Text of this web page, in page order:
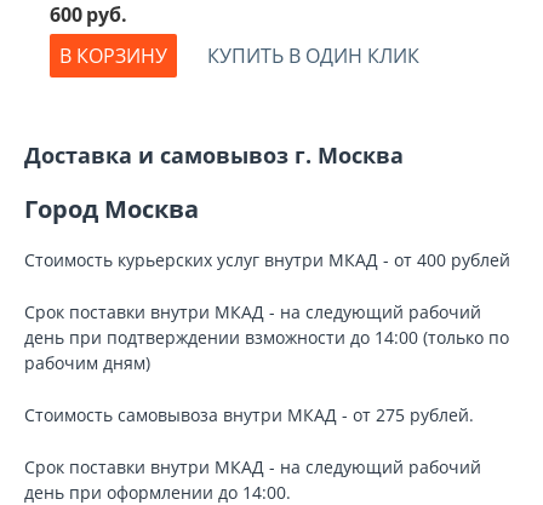
600руб.
В КОРЗИНУ
КУПИТЬ В ОДИН КЛИК
Доставка и самовывоз г. Москва
Город Москва
Стоимость курьерских услуг внутри МКАД - от 400 рублей
Срок поставки внутри МКАД - на следующий рабочий
день при подтверждении взможности до 14:00 (только по
рабочим дням)
Стоимость самовывоза внутри МКАД - от 275 рублей.
Срок поставки внутри МКАД - на следующий рабочий
день при оформлении до 14:00.